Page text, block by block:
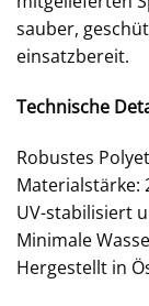
sauber,
einsatzbereit.
Technische
Robustes
Materialstärke:
UV-stabilisiert
Minimale
Hergestellt in